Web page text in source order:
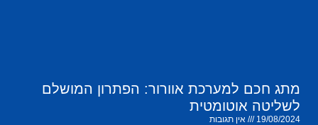
מתג חכם למערכת אוורור: הפתרון המושלם
לשליטה אוטומטית
19/08/2024 אין תגובות